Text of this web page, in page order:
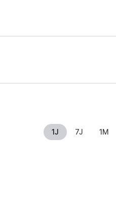
1J 7J 1M